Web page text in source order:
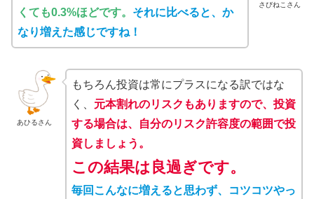
さびねこさん
くても0.3%ほどです。 それに比べると、か
なり増えた感じですね！
あひるさん
もちろん投資は常にプラスになる訳ではな
く、 元本割れのリスクもありますので、投資
する場合は、自分のリスク許容度の範囲で投
資しましょう。
この結果は良過ぎです。
毎回こんなに増えると思わず、コツコツやっ